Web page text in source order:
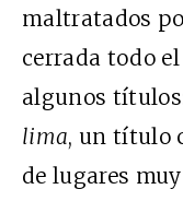
maltratados
cerrada todo
algunos
lima, un título
de lugares